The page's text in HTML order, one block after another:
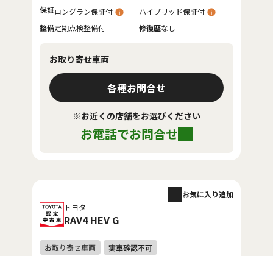
保証ロングラン保証付
ハイブリッド保証付
整備定期点検整備付 修復歴なし
お取り寄せ車両
各種お問合せ
※お近くの店舗をお選びください
お電話でお問合せ
トヨタ
RAV4 HEV G
お気に入り追加